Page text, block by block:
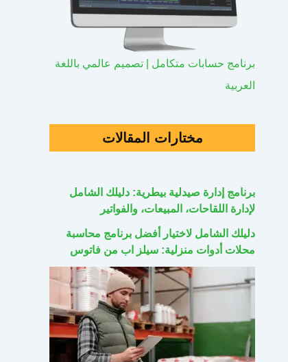
برنامج حسابات متكامل | تصميم عالمي باللغة
العربية
مختارات المقالات
برنامج إدارة صيدلية بيطرية: دليلك الشامل
لإدارة اللقاحات، المبيعات، والفواتير
دليلك الشامل لاختيار أفضل برنامج محاسبة
محلات أدوات منزلية: سيلز اب من فاتوس